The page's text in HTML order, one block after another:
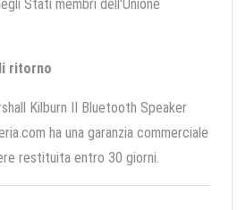
Stati membri dell'Unione
ritorno
Kilburn II Bluetooth Speaker
ha una garanzia commerciale
restituita entro 30 giorni.